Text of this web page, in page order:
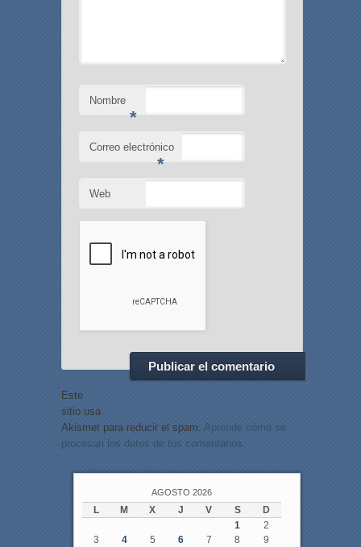
Nombre
*
Correo electrónico
*
Web
Este
sitio usa
Akismet para reducir el spam. Aprende cómo se
procesan los datos de tus comentarios.
AGOSTO 2026
L M X J V S
D
1
2
3
4 5 6 7 8
9